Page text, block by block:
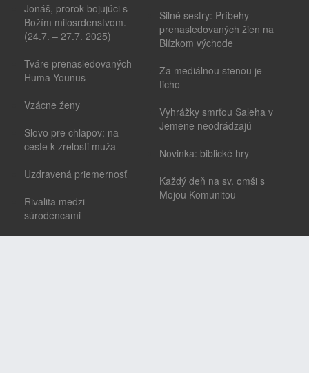
Jonáš, prorok bojujúci s
Božím milosrdenstvom.
(24.7. – 27.7. 2025)
Tváre prenasledovaných -
Huma Younus
Vzácne ženy
Slovo pre chlapov: na
ceste k zrelosti muža
Uzdravená priemernosť
Rivalita medzi
súrodencami
Silné sestry: Príbehy
prenasledovaných žien na
Blízkom východe
Za mediálnou stenou je
ticho
Vyhrážky smrťou Saleha v
Jemene neodrádzajú
Novinka: biblické hry
Každý deň na sv. omši s
Mojou Komunitou